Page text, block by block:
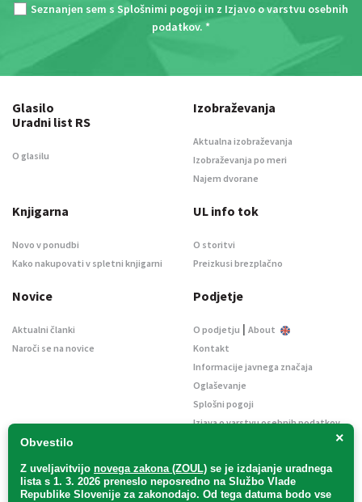
Seznanjen sem s Splošnimi pogoji in z Izjavo o varstvu osebnih
podatkov. *
×
Obvestilo
Z uveljavitvijo novega zakona (ZOUL) se je izdajanje uradnega
lista s 1. 3. 2026 preneslo neposredno na Službo Vlade
Republike Slovenije za zakonodajo. Od tega datuma bodo vse
Glasilo
Uradni list RS
O glasilu
Izobraževanja
Aktualna izobraževanja
Izobraževanja po meri
Najem dvorane
Knjigarna
Novo v ponudbi
Kako nakupovati v spletni knjigarni
UL info tok
O storitvi
Preizkusi brezplačno
Novice
Aktualni članki
Naroči se na novice
Podjetje
O podjetju | About
Kontakt
Informacije javnega značaja
Oglaševanje
Splošni pogoji
Izjava o varstvu osebnih podatkov